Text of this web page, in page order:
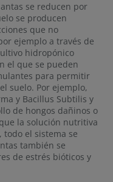
se reducen por
se producen
que no
ejemplo a través de
hidropónico
el que se pueden
para permitir
suelo. Por ejemplo,
y Bacillus Subtilis y
de hongos dañinos o
la solución nutritiva
el sistema se
también se
de estrés bióticos y